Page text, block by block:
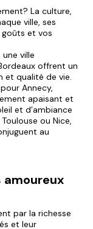
La culture,
ville, ses
et vos
ville
offrent un
et qualité de vie.
Annecy,
apaisant et
et d’ambiance
ou Nice,
au
amoureux
par la richesse
et leur